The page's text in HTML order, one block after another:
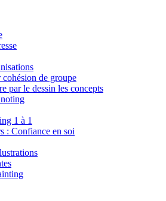
de groupe
par le dessin les concepts
1 à 1
: Confiance en soi